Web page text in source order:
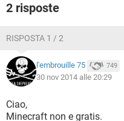
2 risposte
RISPOSTA 1 / 2
l'embrouille 75 749
30 nov 2014 alle 20:29
Ciao,
Minecraft non e gratis.